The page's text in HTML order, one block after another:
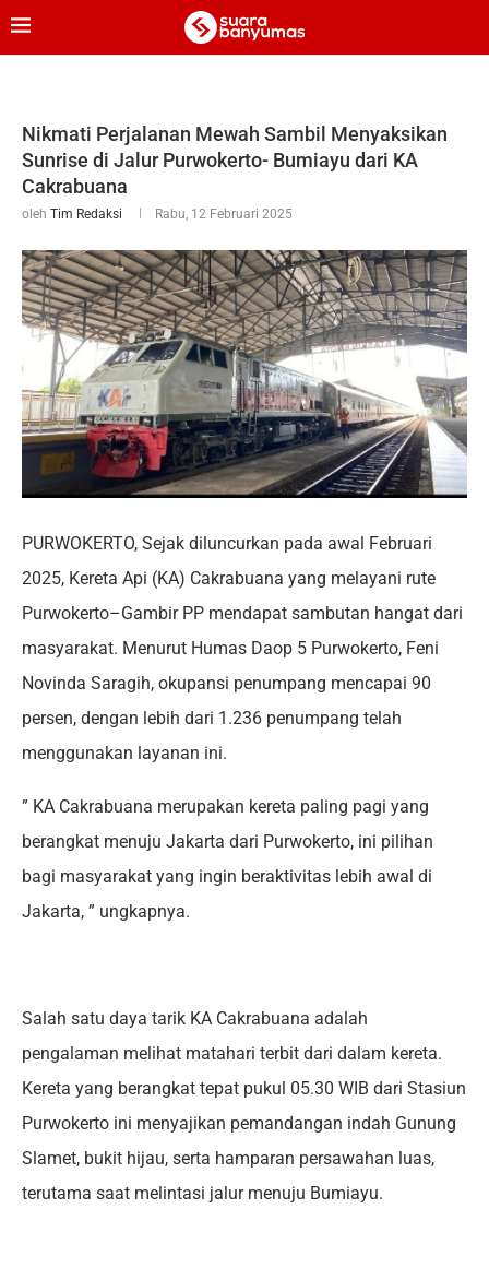
Nikmati Perjalanan Mewah Sambil Menyaksikan
Sunrise di Jalur Purwokerto- Bumiayu dari KA
Cakrabuana
oleh Tim Redaksi Rabu, 12 Februari 2025
PURWOKERTO, Sejak diluncurkan pada awal Februari
2025, Kereta Api (KA) Cakrabuana yang melayani rute
Purwokerto–Gambir PP mendapat sambutan hangat dari
masyarakat. Menurut Humas Daop 5 Purwokerto, Feni
Novinda Saragih, okupansi penumpang mencapai 90
persen, dengan lebih dari 1.236 penumpang telah
menggunakan layanan ini.
” KA Cakrabuana merupakan kereta paling pagi yang
berangkat menuju Jakarta dari Purwokerto, ini pilihan
bagi masyarakat yang ingin beraktivitas lebih awal di
Jakarta, ” ungkapnya.
Salah satu daya tarik KA Cakrabuana adalah
pengalaman melihat matahari terbit dari dalam kereta.
Kereta yang berangkat tepat pukul 05.30 WIB dari Stasiun
Purwokerto ini menyajikan pemandangan indah Gunung
Slamet, bukit hijau, serta hamparan persawahan luas,
terutama saat melintasi jalur menuju Bumiayu.